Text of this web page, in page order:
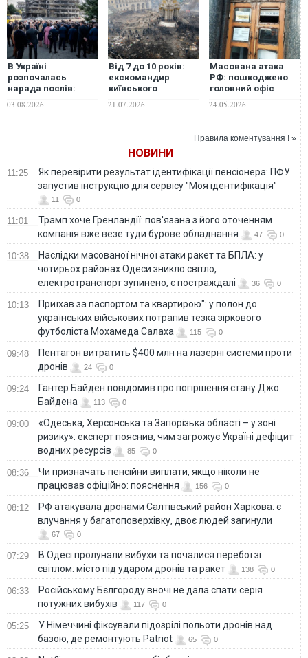
В Україні
розпочалась
нарада послів:
відвідали місця
03.08.2026
Від 7 до 10 років:
екскомандир
київського
п'ятеро причетних
21.07.2026
Масована атака
РФ: пошкоджено
головний офіс
Майдані
24.05.2026
Правила коментування ! »
НОВИНИ
11:25
Як перевірити результат ідентифікації пенсіонера: ПФУ
запустив інструкцію для сервісу "Моя ідентифікація"
11 0
11:01
Трамп хоче Гренландії: пов'язана з його оточенням
компанія вже везе туди бурове обладнання
47 0
10:38
Наслідки масованої нічної атаки ракет та БПЛА: у
чотирьох районах Одеси зникло світло,
електротранспорт зупинено, є постраждалі
36 0
10:13
Приїхав за паспортом та квартирою": у полон до
українських військових потрапив тезка зіркового
футболіста Мохамеда Салаха
115 0
09:48
Пентагон витратить $400 млн на лазерні системи проти
дронів
24 0
09:24
Гантер Байден повідомив про погіршення стану Джо
Байдена
113 0
09:00
«Одеська, Херсонська та Запорізька області – у зоні
ризику»: експерт пояснив, чим загрожує Україні дефіцит
водних ресурсів
85 0
08:36
Чи призначать пенсійни виплати, якщо ніколи не
працював офіційно: пояснення
156 0
08:12
РФ атакувала дронами Салтівський район Харкова: є
влучання у багатоповерхівку, двоє людей загинули
67 0
07:29
В Одесі пролунали вибухи та почалися перебої зі
світлом: місто під ударом дронів та ракет
138 0
06:33
Російському Бєлгороду вночі не дала спати серія
потужних вибухів
117 0
05:25
У Німеччині фіксували підозрілі польоти дронів над
базою, де ремонтують Patriot
65 0